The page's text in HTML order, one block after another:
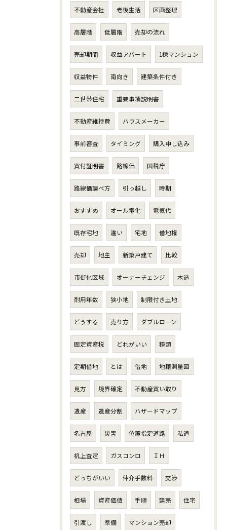
不動産会社 老後生活 区画整理
高層階 低層階 売却の流れ
売却期間 収益アパート 1棟マンション
収益物件 南向き 建築条件付き
二世帯住宅 重要事項説明書
不動産維持費 ハウスメーカー
事前審査 タイミング 購入申し込み
買付証明書 路線価 国税庁
路線価調べ方 引っ越し 時期
おすすめ オール電化 電気代
既存宅地 違い 宅地 借地権
売却 地主 新築戸建て 比較
市街化区域 オーナーチェンジ 木造
耐用年数 狭小地 制限付き土地
どうする 売り方 ダブルローン
固定資産税 どれがいい 種類
定期借地 とは 借地 地籍測量図
見方 境界確定 不動産買い取り
遺産 遺産分割 ハザードマップ
名古屋 災害 位置指定道路 私道
机上査定 ガスコンロ ＩＨ
どっちがいい 仲介手数料 交渉
相場 資産価値 手順 建売 住宅
引渡し 準備 マンション売却